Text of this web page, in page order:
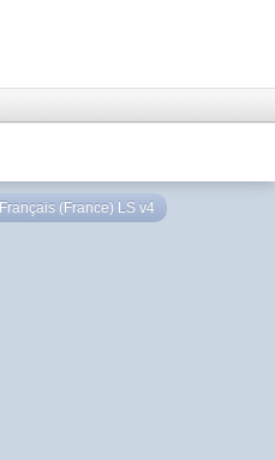
Français (France) LS v4